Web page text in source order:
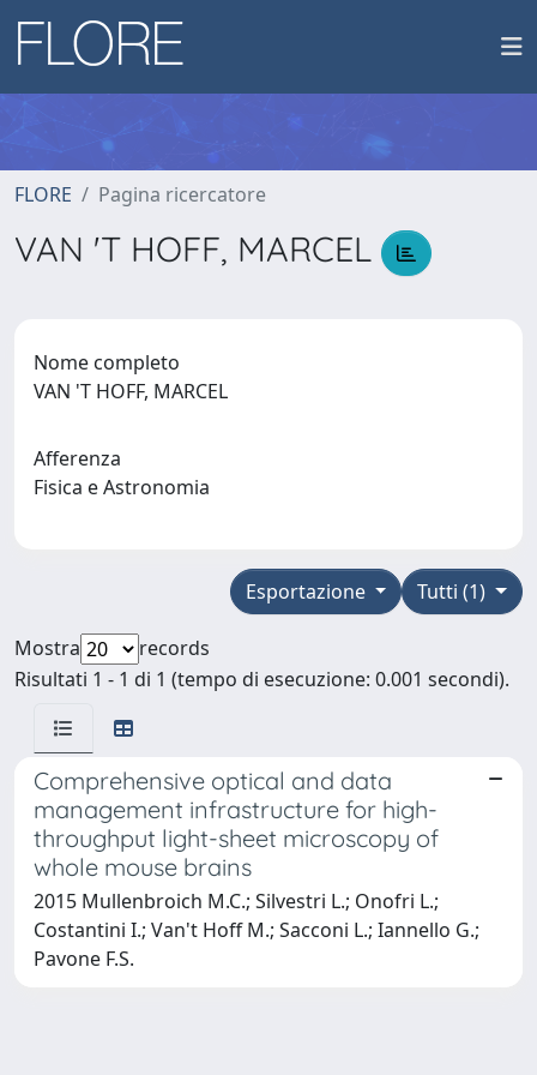
FLORE Pagina ricercatore
VAN 'T HOFF, MARCEL
Nome completo
VAN 'T HOFF, MARCEL
Afferenza
Fisica e Astronomia
Tutti (1)
Esportazione
Mostra
records
Risultati 1 - 1 di 1 (tempo di esecuzione: 0.001 secondi).
Comprehensive optical and data
management infrastructure for high-
throughput light-sheet microscopy of
whole mouse brains
2015 Mullenbroich M.C.; Silvestri L.; Onofri L.;
Costantini I.; Van't Hoff M.; Sacconi L.; Iannello G.;
Pavone F.S.